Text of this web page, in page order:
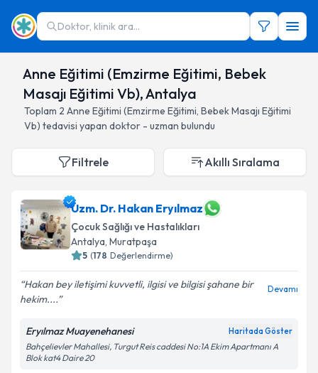
Doktor, klinik ara...
Anne Eğitimi (Emzirme Eğitimi, Bebek
Masajı Eğitimi Vb), Antalya
Toplam 2 Anne Eğitimi (Emzirme Eğitimi, Bebek Masajı Eğitimi
Vb) tedavisi yapan doktor - uzman bulundu
Filtrele Akıllı Sıralama
Uzm. Dr. Hakan Eryılmaz
Çocuk Sağlığı ve Hastalıkları
Antalya, Muratpaşa
5 (178 Değerlendirme)
Hakan bey iletişimi kuvvetli, ilgisi ve bilgisi şahane bir
hekim....
Devamı
Eryılmaz Muayenehanesi Haritada Göster
Bahçelievler Mahallesi, Turgut Reis caddesi No:1A Ekim Apartmanı A
Blok kat4 Daire 20